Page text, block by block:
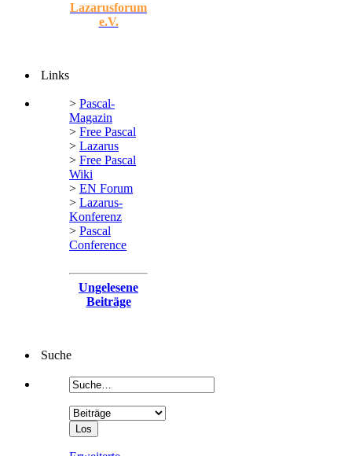
Lazarusforum
e.V.
Links
> Pascal-
Magazin
> Free Pascal
> Lazarus
> Free Pascal
Wiki
> EN Forum
> Lazarus-
Konferenz
> Pascal
Conference
Ungelesene
Beiträge
Suche